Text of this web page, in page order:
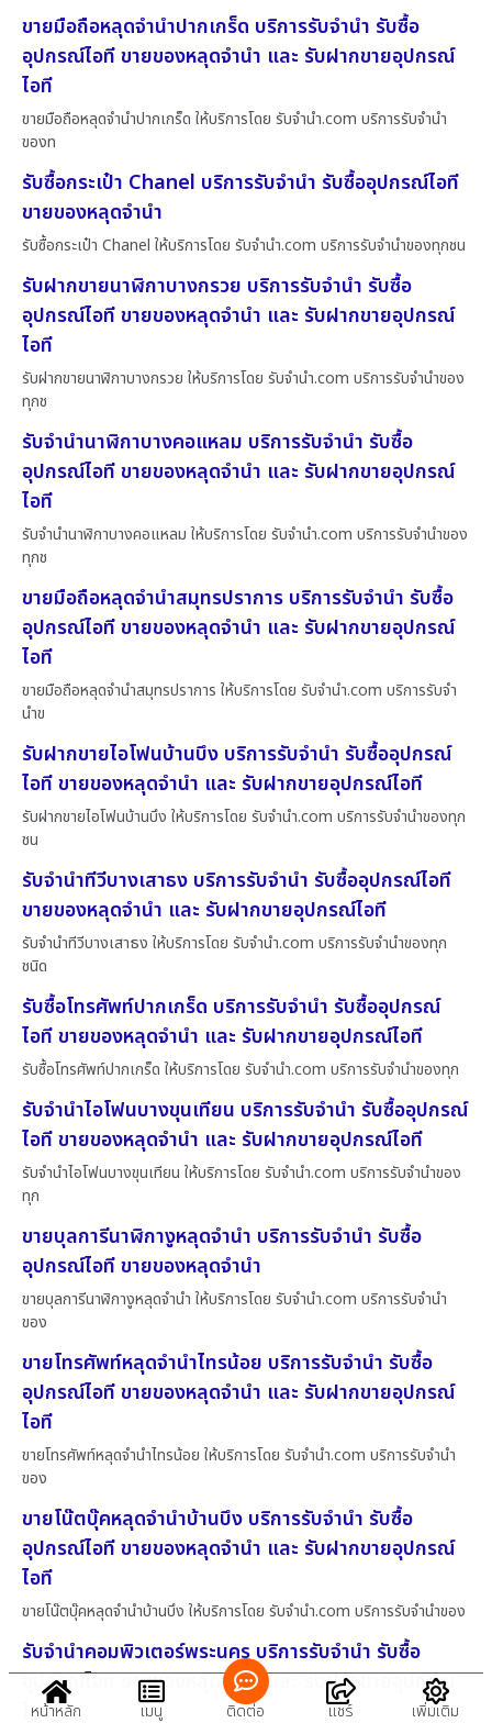
ขายมือถือหลุดจำนำปากเกร็ด บริการรับจำนำ รับซื้อ
อุปกรณ์ไอที ขายของหลุดจำนำ และ รับฝากขายอุปกรณ์
ไอที
ขายมือถือหลุดจำนำปากเกร็ด ให้บริการโดย รับจํานํา.com บริการรับจำนำ
ของท
รับซื้อกระเป๋า Chanel บริการรับจำนำ รับซื้ออุปกรณ์ไอที
ขายของหลุดจำนำ
รับซื้อกระเป๋า Chanel ให้บริการโดย รับจํานํา.com บริการรับจำนำของทุกชน
รับฝากขายนาฬิกาบางกรวย บริการรับจำนำ รับซื้อ
อุปกรณ์ไอที ขายของหลุดจำนำ และ รับฝากขายอุปกรณ์
ไอที
รับฝากขายนาฬิกาบางกรวย ให้บริการโดย รับจํานํา.com บริการรับจำนำของ
ทุกช
รับจำนำนาฬิกาบางคอแหลม บริการรับจำนำ รับซื้อ
อุปกรณ์ไอที ขายของหลุดจำนำ และ รับฝากขายอุปกรณ์
ไอที
รับจำนำนาฬิกาบางคอแหลม ให้บริการโดย รับจํานํา.com บริการรับจำนำของ
ทุกช
ขายมือถือหลุดจำนำสมุทรปราการ บริการรับจำนำ รับซื้อ
อุปกรณ์ไอที ขายของหลุดจำนำ และ รับฝากขายอุปกรณ์
ไอที
ขายมือถือหลุดจำนำสมุทรปราการ ให้บริการโดย รับจํานํา.com บริการรับจำ
นำข
รับฝากขายไอโฟนบ้านบึง บริการรับจำนำ รับซื้ออุปกรณ์
ไอที ขายของหลุดจำนำ และ รับฝากขายอุปกรณ์ไอที
รับฝากขายไอโฟนบ้านบึง ให้บริการโดย รับจํานํา.com บริการรับจำนำของทุก
ชน
รับจำนำทีวีบางเสาธง บริการรับจำนำ รับซื้ออุปกรณ์ไอที
ขายของหลุดจำนำ และ รับฝากขายอุปกรณ์ไอที
รับจำนำทีวีบางเสาธง ให้บริการโดย รับจํานํา.com บริการรับจำนำของทุก
ชนิด
รับซื้อโทรศัพท์ปากเกร็ด บริการรับจำนำ รับซื้ออุปกรณ์
ไอที ขายของหลุดจำนำ และ รับฝากขายอุปกรณ์ไอที
รับซื้อโทรศัพท์ปากเกร็ด ให้บริการโดย รับจํานํา.com บริการรับจำนำของทุก
รับจำนำไอโฟนบางขุนเทียน บริการรับจำนำ รับซื้ออุปกรณ์
ไอที ขายของหลุดจำนำ และ รับฝากขายอุปกรณ์ไอที
รับจำนำไอโฟนบางขุนเทียน ให้บริการโดย รับจํานํา.com บริการรับจำนำของ
ทุก
ขายบุลการีนาฬิกางูหลุดจำนำ บริการรับจำนำ รับซื้อ
อุปกรณ์ไอที ขายของหลุดจำนำ
ขายบุลการีนาฬิกางูหลุดจำนำ ให้บริการโดย รับจํานํา.com บริการรับจำนำ
ของ
ขายโทรศัพท์หลุดจำนำไทรน้อย บริการรับจำนำ รับซื้อ
อุปกรณ์ไอที ขายของหลุดจำนำ และ รับฝากขายอุปกรณ์
ไอที
ขายโทรศัพท์หลุดจำนำไทรน้อย ให้บริการโดย รับจํานํา.com บริการรับจำนำ
ของ
ขายโน๊ตบุ๊คหลุดจำนำบ้านบึง บริการรับจำนำ รับซื้อ
อุปกรณ์ไอที ขายของหลุดจำนำ และ รับฝากขายอุปกรณ์
ไอที
ขายโน๊ตบุ๊คหลุดจำนำบ้านบึง ให้บริการโดย รับจํานํา.com บริการรับจำนำของ
รับจำนำคอมพิวเตอร์พระนคร บริการรับจำนำ รับซื้อ
อุปกรณ์ไอที ขายของหลุดจำนำ และ รับฝากขายอุปกรณ์
ไอที
หน้าหลัก เมนู ติดต่อ แชร์ เพิ่มเติม